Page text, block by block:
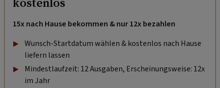
15x nach Hause bekommen & nur 12x bezahlen
Wunsch-Startdatum wählen & kostenlos nach Hause
liefern lassen
Mindestlaufzeit: 12 Ausgaben, Erscheinungsweise: 12x
im Jahr